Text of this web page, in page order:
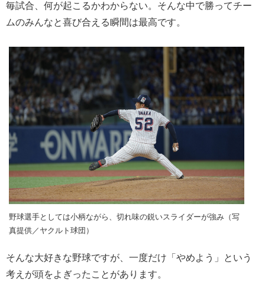
毎試合、何が起こるかわからない。そんな中で勝ってチー
ムのみんなと喜び合える瞬間は最高です。
野球選手としては小柄ながら、切れ味の鋭いスライダーが強み（写
真提供／ヤクルト球団）
そんな大好きな野球ですが、一度だけ「やめよう」という
考えが頭をよぎったことがあります。